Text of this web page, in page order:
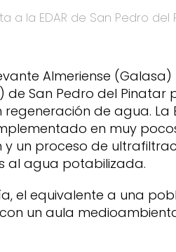
a la EDAR de San Pedro del
Almeriense
de San Pedro del
de agua. La
en muy
un proceso de
al agua potabilizada.
el equivalente a una
un aula